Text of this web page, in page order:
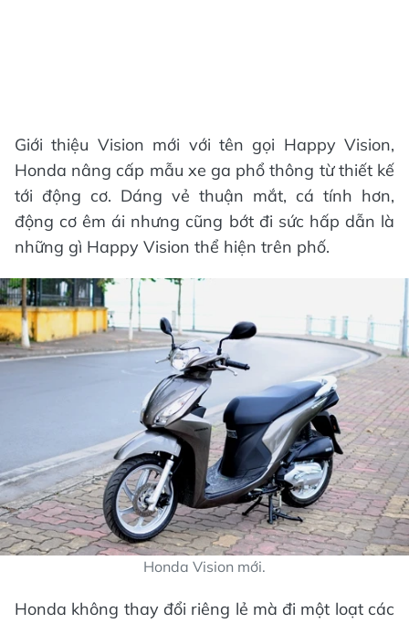
Giới thiệu Vision mới với tên gọi Happy Vision,
Honda nâng cấp mẫu xe ga phổ thông từ thiết kế
tới động cơ. Dáng vẻ thuận mắt, cá tính hơn,
động cơ êm ái nhưng cũng bớt đi sức hấp dẫn là
những gì Happy Vision thể hiện trên phố.
Honda Vision mới.
Honda không thay đổi riêng lẻ mà đi một loạt các